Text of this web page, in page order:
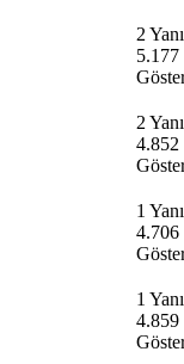
2
5.177
2
4.852
1
4.706
1
4.859